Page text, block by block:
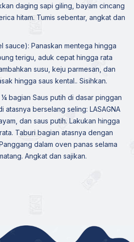
daging sapi giling, bayam cincang
hitam. Tumis sebentar, angkat dan
sauce): Panaskan mentega hingga
terigu, aduk cepat hingga rata
susu, keju parmesan, dan
hingga saus kental.. Sisihkan.
bagian Saus putih di dasar pinggan
atasnya berselang seling: LASAGNA
dan saus putih. Lakukan hingga
Taburi bagian atasnya dengan
dalam oven panas selama
Angkat dan sajikan.